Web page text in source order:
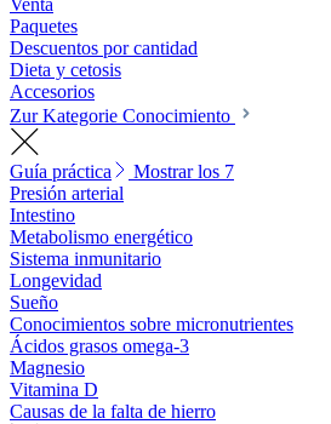
Venta
Paquetes
Descuentos por cantidad
Dieta y cetosis
Accesorios
Zur Kategorie Conocimiento
Guía práctica
Mostrar los 7
Presión arterial
Intestino
Metabolismo energético
Sistema inmunitario
Longevidad
Sueño
Conocimientos sobre micronutrientes
Ácidos grasos omega-3
Magnesio
Vitamina D
Causas de la falta de hierro